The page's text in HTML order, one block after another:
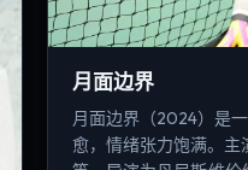
月面边界
月面边界（2024）是
愈，情绪张力饱满。主